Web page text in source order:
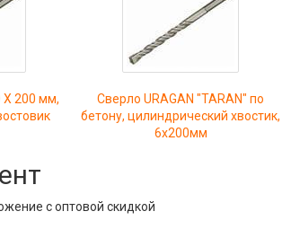
Х 200 мм,
Сверло URAGAN "TARAN" по
бетону, цилиндрический хвостик,
6х200мм
с оптовой скидкой